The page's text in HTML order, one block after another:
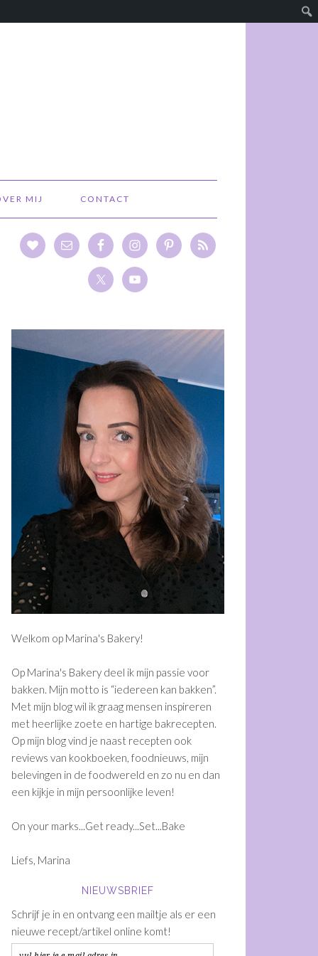
MIJ CONTACT
Welkom op Marina's Bakery!
Op Marina's Bakery deel ik mijn passie voor
bakken. Mijn motto is “iedereen kan bakken”.
Met mijn blog wil ik graag mensen inspireren
met heerlijke zoete en hartige bakrecepten.
Op mijn blog vind je naast recepten ook
reviews van kookboeken, foodnieuws, mijn
belevingen in de foodwereld en zo nu en dan
een kijkje in mijn persoonlijke leven!
On your marks...Get ready...Set...Bake
Liefs, Marina
NIEUWSBRIEF
Schrijf je in en ontvang een mailtje als er een
nieuwe recept/artikel online komt!
vul